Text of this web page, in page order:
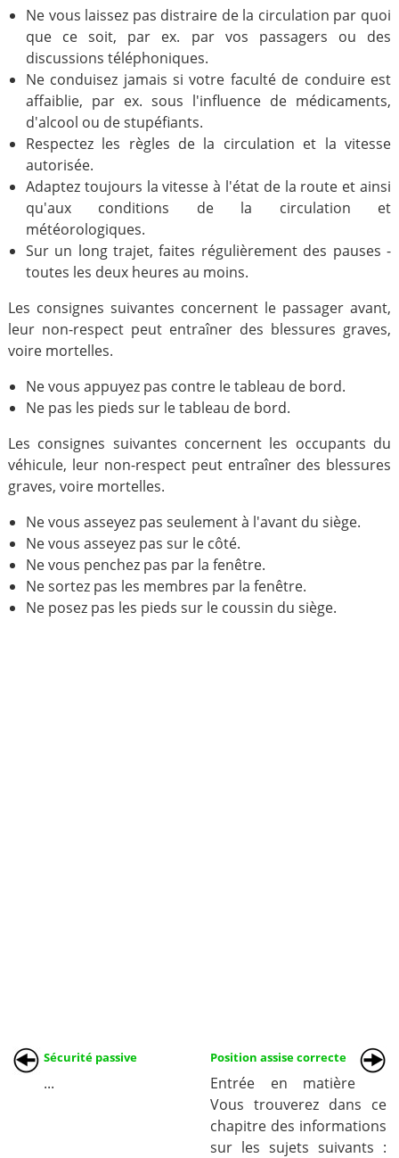
Ne vous laissez pas distraire de la circulation par quoi
que ce soit, par ex. par vos passagers ou des
discussions téléphoniques.
Ne conduisez jamais si votre faculté de conduire est
affaiblie, par ex. sous l'influence de médicaments,
d'alcool ou de stupéfiants.
Respectez les règles de la circulation et la vitesse
autorisée.
Adaptez toujours la vitesse à l'état de la route et ainsi
qu'aux conditions de la circulation et
météorologiques.
Sur un long trajet, faites régulièrement des pauses -
toutes les deux heures au moins.
Les consignes suivantes concernent le passager avant,
leur non-respect peut entraîner des blessures graves,
voire mortelles.
Ne vous appuyez pas contre le tableau de bord.
Ne pas les pieds sur le tableau de bord.
Les consignes suivantes concernent les occupants du
véhicule, leur non-respect peut entraîner des blessures
graves, voire mortelles.
Ne vous asseyez pas seulement à l'avant du siège.
Ne vous asseyez pas sur le côté.
Ne vous penchez pas par la fenêtre.
Ne sortez pas les membres par la fenêtre.
Ne posez pas les pieds sur le coussin du siège.
Sécurité passive
...
Position assise correcte
Entrée en matière
Vous trouverez dans ce
chapitre des informations
sur les sujets suivants :